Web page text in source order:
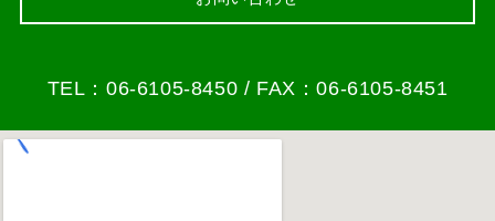
TEL：06-6105-8450 / FAX：06-6105-8451